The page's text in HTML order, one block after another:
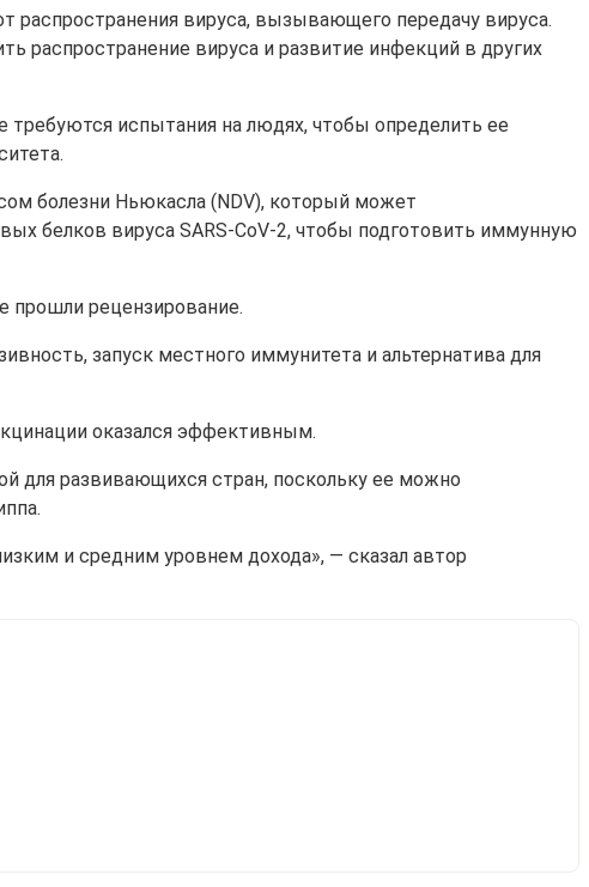
вируса, вызывающего передачу вируса.
распространение вируса и развитие инфекций в других
испытания на людях, чтобы определить ее
болезни Ньюкасла (NDV), который может
белков вируса SARS-CoV-2, чтобы подготовить иммунную
прошли рецензирование.
запуск местного иммунитета и альтернатива для
оказался эффективным.
для развивающихся стран, поскольку ее можно
и средним уровнем дохода», — сказал автор